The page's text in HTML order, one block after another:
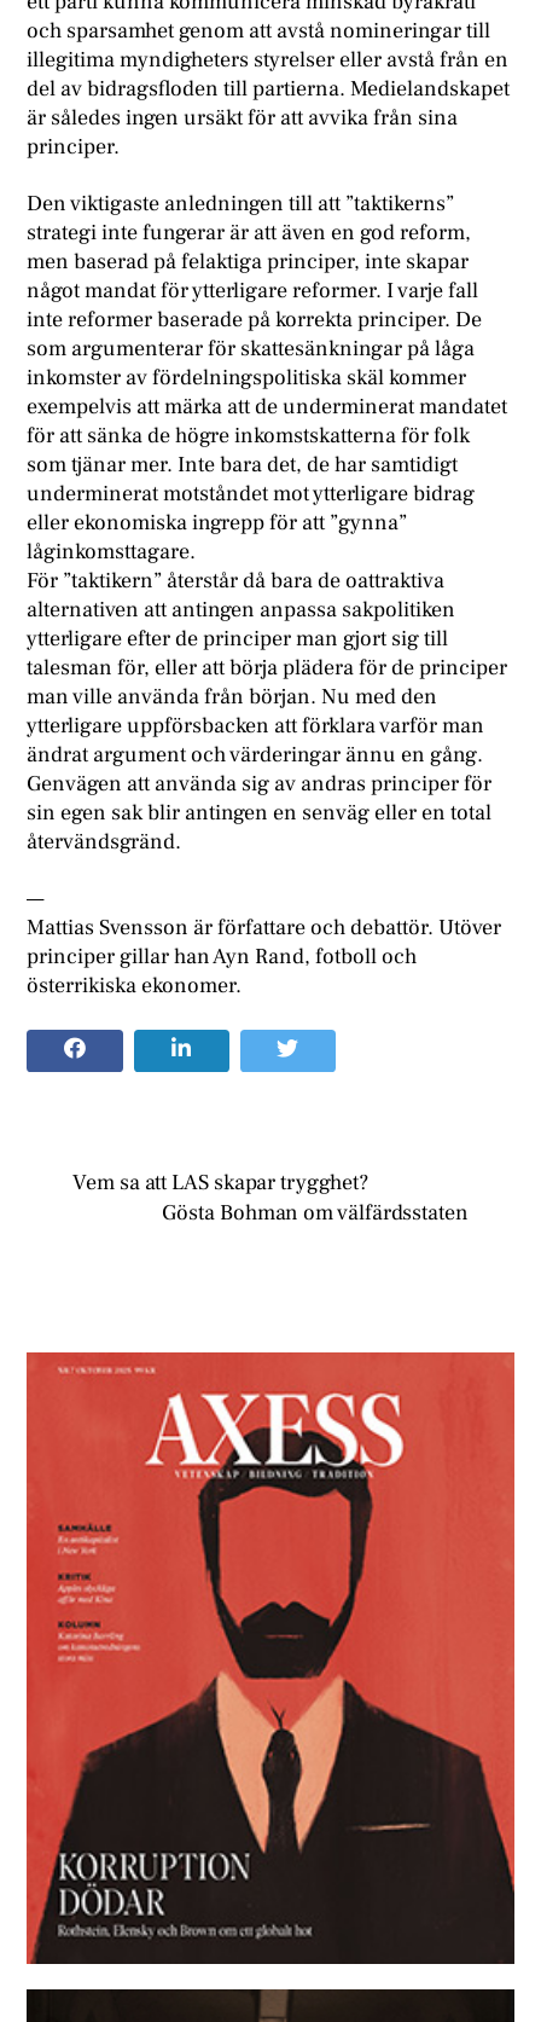
och sparsamhet genom att avstå nomineringar till
illegitima myndigheters styrelser eller avstå från en
del av bidragsfloden till partierna. Medielandskapet
är således ingen ursäkt för att avvika från sina
principer.
Den viktigaste anledningen till att ”taktikerns”
strategi inte fungerar är att även en god reform,
men baserad på felaktiga principer, inte skapar
något mandat för ytterligare reformer. I varje fall
inte reformer baserade på korrekta principer. De
som argumenterar för skattesänkningar på låga
inkomster av fördelningspolitiska skäl kommer
exempelvis att märka att de underminerat mandatet
för att sänka de högre inkomstskatterna för folk
som tjänar mer. Inte bara det, de har samtidigt
underminerat motståndet mot ytterligare bidrag
eller ekonomiska ingrepp för att ”gynna”
låginkomsttagare.
För ”taktikern” återstår då bara de oattraktiva
alternativen att antingen anpassa sakpolitiken
ytterligare efter de principer man gjort sig till
talesman för, eller att börja plädera för de principer
man ville använda från början. Nu med den
ytterligare uppförsbacken att förklara varför man
ändrat argument och värderingar ännu en gång.
Genvägen att använda sig av andras principer för
sin egen sak blir antingen en senväg eller en total
återvändsgränd.
—
Mattias Svensson är författare och debattör. Utöver
principer gillar han Ayn Rand, fotboll och
österrikiska ekonomer.
Vem sa att LAS skapar trygghet?
Gösta Bohman om välfärdsstaten